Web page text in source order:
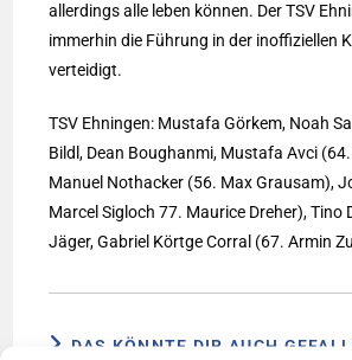
allerdings alle leben können. Der TSV
immerhin die Führung in der inoffiziellen
verteidigt.
TSV Ehningen: Mustafa Görkem, Noah
Bildl, Dean Boughanmi, Mustafa Avci
Manuel Nothacker (56. Max Grausam),
Marcel Sigloch 77. Maurice Dreher), Tino
Jäger, Gabriel Körtge Corral (67. Armin
DAS KÖNNTE DIR AUCH